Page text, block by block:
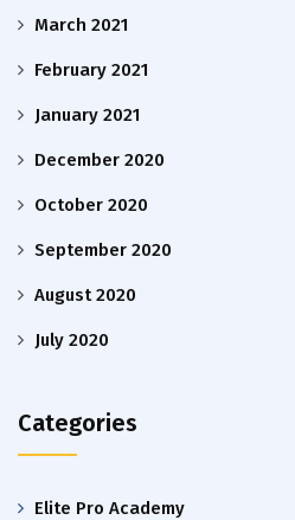
March 2021
February 2021
January 2021
December 2020
October 2020
September 2020
August 2020
July 2020
Categories
Elite Pro Academy